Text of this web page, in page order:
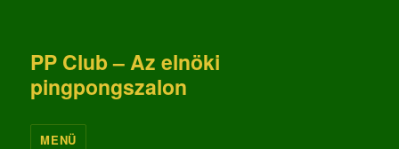
PP Club – Az elnöki
pingpongszalon
MENÜ